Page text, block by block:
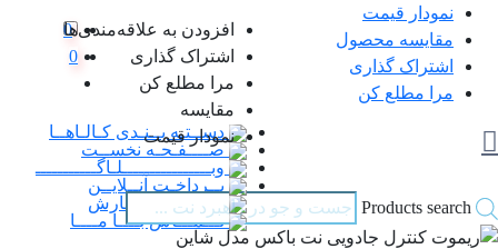
نمودار قیمت
مقایسه محصول
اشتراک گذاری
مرا مطلع کن
0
0
دســتـه بــنـدی کـالـاهــا
صــــفـحـه نخســت
وبــــــــــــــــلـاگـــــــــــ
پــرداخـت آنــلایــن
پـیگـیـری سـفارش
تـــمـــاس بــــا مــــا
Products search
افزودن به علاقه‌مندی‌ها
اشتراک گذاری
مرا مطلع کن
مقایسه
نمودار قیمت